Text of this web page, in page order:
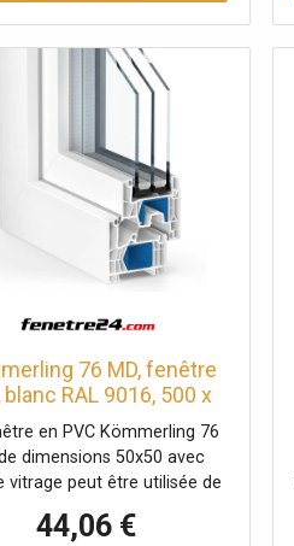
76 MD, fenêtre
blanc RAL 9016, 500 x
1 vantail vitrage fixe,
individuellement
en PVC Kömmerling 76
dimensions 50x50 avec
vitrage peut être utilisée de
de haute qualité et ses
44,06 €